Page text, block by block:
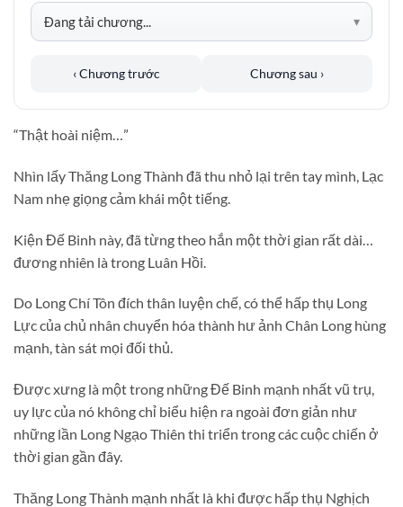
‹ Chương trước Chương sau ›
“Thật hoài niệm…”
Nhìn lấy Thăng Long Thành đã thu nhỏ lại trên tay mình, Lạc
Nam nhẹ giọng cảm khái một tiếng.
Kiện Đế Binh này, đã từng theo hắn một thời gian rất dài…
đương nhiên là trong Luân Hồi.
Do Long Chí Tôn đích thân luyện chế, có thể hấp thụ Long
Lực của chủ nhân chuyển hóa thành hư ảnh Chân Long hùng
mạnh, tàn sát mọi đối thủ.
Được xưng là một trong những Đế Binh mạnh nhất vũ trụ,
uy lực của nó không chỉ biểu hiện ra ngoài đơn giản như
những lần Long Ngạo Thiên thi triển trong các cuộc chiến ở
thời gian gần đây.
Thăng Long Thành mạnh nhất là khi được hấp thụ Nghịch